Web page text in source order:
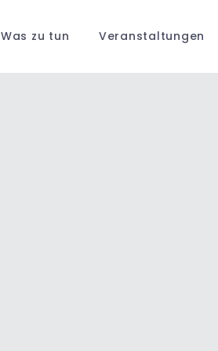
Was zu tun Veranstaltungen